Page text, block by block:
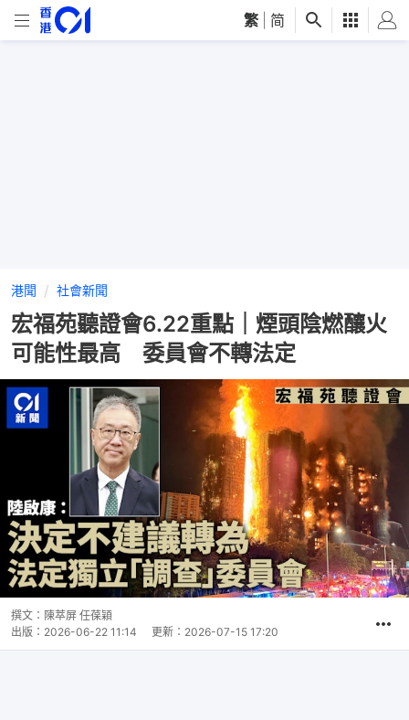
繁 简
港聞 社會新聞
宏福苑聽證會6.22重點｜煙頭陰燃釀火
可能性最高 委員會不轉法定
撰文： 陳萃屏 任葆穎
出版： 2026-06-22 11:14 更新： 2026-07-15 17:20